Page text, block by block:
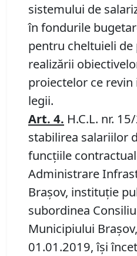
sistemului de
în fondurile
pentru cheltuieli de
realizării
proiectelor ce
legii.
Art. 4. H.C.L. nr.
stabilirea salariilor
funcțiile
Administrare
Brașov, instituţie
subordinea
Municipiului
01.01.2019, își